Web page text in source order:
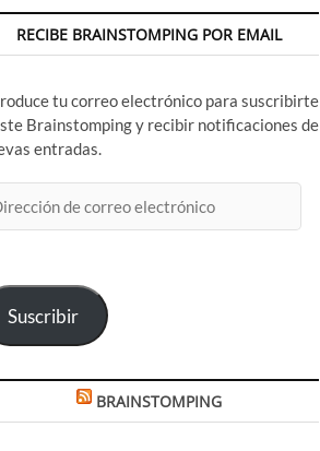
RECIBE BRAINSTOMPING POR EMAIL
tu correo electrónico para suscribirte
Brainstomping y recibir notificaciones de
entradas.
Suscribir
BRAINSTOMPING